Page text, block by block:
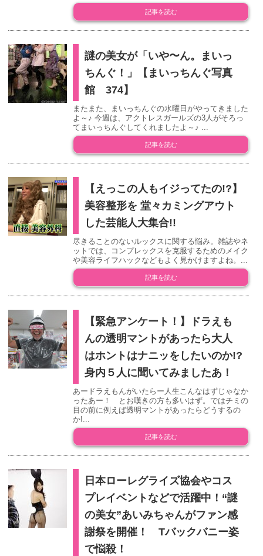
記事を読む
謎の美女が「いや〜ん。まいっ
ちんぐ！」【まいっちんぐ写真
館 374】
またまた、まいっちんぐの水曜日がやってきました
よ～♪ 今週は、アクトレスガールズの3人がそろっ
てまいっちんぐしてくれましたよ～♪ ...
記事を読む
【えっこの人もイジってたの!?】
美容整形を 堂々カミングアウト
した芸能人大集合!!
尽きることのないルックスに関する悩み。雑誌やネ
ットでは、コンプレックスを克服するためのメイク
や美容ライフハックなどもよく見かけますよね。...
記事を読む
【緊急アンケート！】ドラえも
んの透明マントがあったら大人
はホントはナニッをしたいのか!?
身内５人に聞いてみましたあ！
あードラえもんがいたらー人生こんなはずじゃなか
ったあー！ とお嘆きの方も多いはず。ではチミの
目の前に例えば透明マントがあったらどうするの
か!...
記事を読む
日本ローレグライズ協会やコス
プレイベントなどで活躍中！“謎
の美女”あいみちゃんがファン感
謝祭を開催！ Tバックバニー姿
で悩殺！